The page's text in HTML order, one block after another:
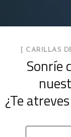
[ CARILLAS
Sonríe
¿Te